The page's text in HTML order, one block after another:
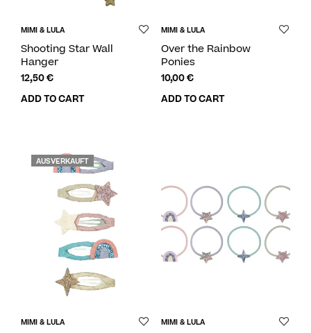
MIMI & LULA
Shooting Star Wall
Hanger
12,50€
ADD TO CART
MIMI & LULA
Over the Rainbow
Ponies
10,00€
ADD TO CART
AUSVERKAUFT
MIMI & LULA MIMI & LULA